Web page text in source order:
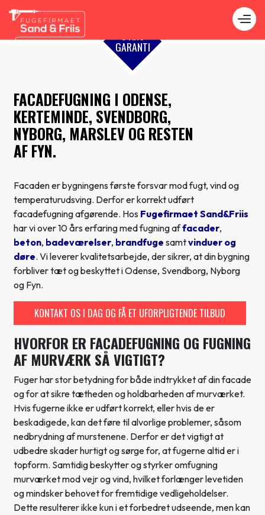
Gå
hovedindhold
FACADEFUGNING I ODENSE,
KERTEMINDE, SVENDBORG,
NYBORG, MARSLEV OG RESTEN
AF FYN.
Facaden er bygningens første forsvar mod fugt, vind og
temperaturudsving. Derfor er korrekt udført
facadefugning afgørende. Hos Fugefirmaet Sand&Friis
har vi over 10 års erfaring med fugning affacader,
beton, badeværelser, brandfuge samtvinduer og
døre. Vi leverer kvalitetsarbejde, der sikrer, at din bygning
forbliver tæt og beskyttet i Odense, Svendborg, Nyborg
og Fyn.
KONTAKT OS I DAG OG FÅ ET UFORPLIGTENDE TILBUD
HVORFOR ER FACADEFUGNING OG FUGNING
AF MURVÆRK SÅ VIGTIGT?
Fuger har stor betydning for både indtrykket af din facade
og for at sikre tætheden og holdbarheden af murværket.
Hvis fugerne ikke er udført korrekt, eller hvis de er
beskadigede, kan det føre til alvorlige problemer, såsom
nedbrydning af murstenene. Derfor er det vigtigt at
udbedre skader hurtigt og sørge for, at fugerne altid er i
topform. Samtidig beskytter og styrker omfugning
murværket mod vejr og vind, hvilket forlænger levetiden
og mindsker behovet for fremtidige vedligeholdelser.
Dette resulterer ikke kun i et forbedret udseende, men kan